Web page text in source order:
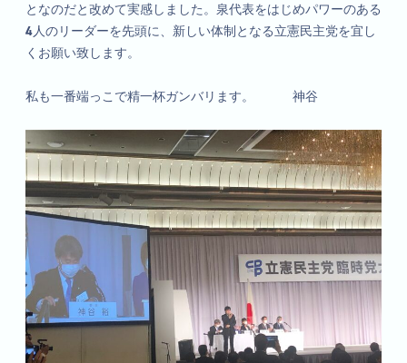
となのだと改めて実感しました。泉代表をはじめパワーのある
4人のリーダーを先頭に、新しい体制となる立憲民主党を宜し
くお願い致します。
私も一番端っこで精一杯ガンバリます。 神谷